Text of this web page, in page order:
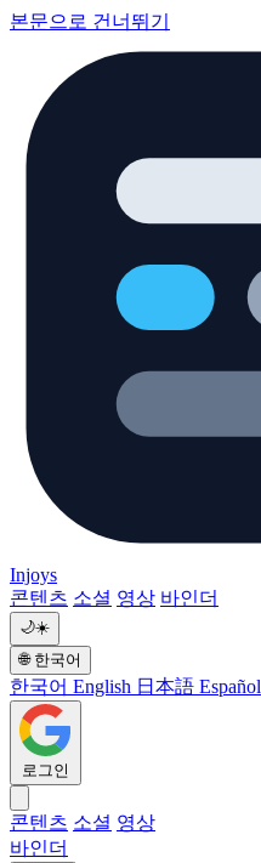
본문으로 건너뛰기
Injoys
콘텐츠 소셜 영상 바인더
🌙☀️
🌐 한국어
한국어 English 日本語 Español
로그인
콘텐츠 소셜 영상
바인더